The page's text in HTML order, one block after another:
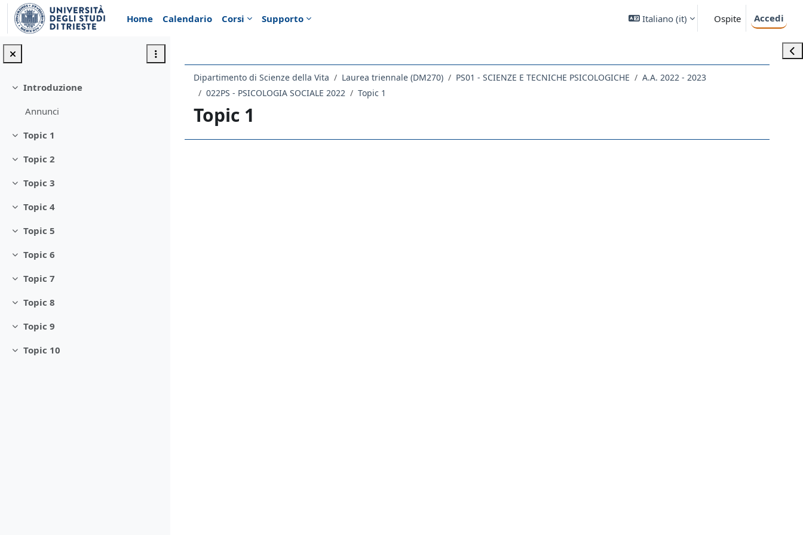
Vai al contenuto principale
Home
Calendario Corsi Supporto Italiano ‎(it)‎ Ospite Accedi
Minimizza
Introduzione
Annunci
Minimizza
Topic 1
Minimizza
Topic 2
Minimizza
Topic 3
Minimizza
Topic 4
Minimizza
Topic 5
Minimizza
Topic 6
Minimizza
Topic 7
Minimizza
Topic 8
Minimizza
Topic 9
Minimizza
Topic 10
Dipartimento di Scienze della Vita Laurea triennale (DM270) PS01 - SCIENZE E TECNICHE PSICOLOGICHE
A.A. 2022 - 2023
022PS - PSICOLOGIA SOCIALE 2022
Topic 1
Topic 1